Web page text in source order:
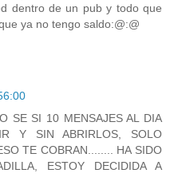
dentro de un pub y todo que
ya no tengo saldo:@:@
SE SI 10 MENSAJES AL DIA
Y SIN ABRIRLOS, SOLO
TE COBRAN........ HA SIDO
ESTOY DECIDIDA A